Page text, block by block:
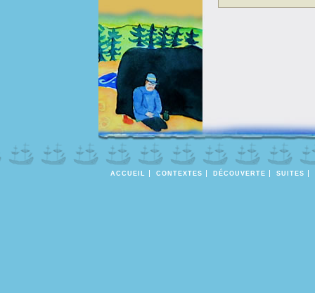
ACCUEIL CONTEXTES DÉCOUVERTE SUITES